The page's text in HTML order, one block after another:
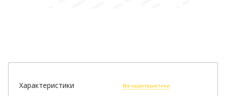
Характеристики Все характеристики